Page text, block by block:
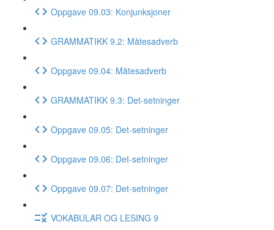
Oppgave 09.03: Konjunksjoner
GRAMMATIKK 9.2: Måtesadverb
Oppgave 09.04: Måtesadverb
GRAMMATIKK 9.3: Det-setninger
Oppgave 09.05: Det-setninger
Oppgave 09.06: Det-setninger
Oppgave 09.07: Det-setninger
VOKABULAR OG LESING 9